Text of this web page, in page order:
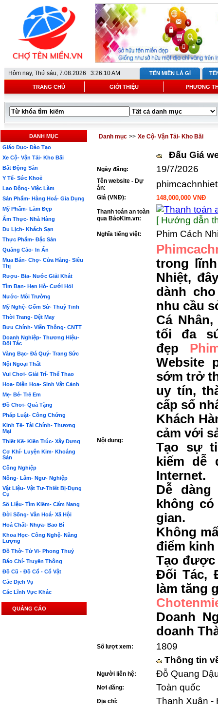
Hôm nay, Thứ sáu, 7.08.2026 3:26:10 AM TÊN MIỀN LÀ GÌ
TRANG CHỦ GIỚI THIỆU PHƯƠNG
DANH MỤC
Giáo Dục- Đào Tạo
Xe Cộ- Vận Tải- Kho Bãi
Bất Động Sản
Y Tế- Sức Khoẻ
Lao Động- Việc Làm
Sản Phẩm- Hàng Hoá- Gia Dụng
Mỹ Phẩm- Làm Đẹp
Ẩm Thực- Nhà Hàng
Du Lịch- Khách Sạn
Thực Phẩm- Đặc Sản
Quảng Cáo- In Ấn
Mua Bán- Chợ- Cửa Hàng- Siêu
Thị
Rượu- Bia- Nước Giải Khát
Tìm Bạn- Hẹn Hò- Cưới Hỏi
Nước- Môi Trường
Mỹ Nghệ- Gốm Sứ- Thuỷ Tinh
Thời Trang- Dệt May
Bưu Chính- Viễn Thông- CNTT
Doanh Nghiệp- Thương Hiệu-
Đối Tác
Vàng Bạc- Đá Quý- Trang Sức
Nội Ngoại Thất
Vui Chơi- Giải Trí- Thể Thao
Hoa- Điện Hoa- Sinh Vật Cảnh
Mẹ- Bé- Trẻ Em
Đồ Chơi- Quà Tặng
Pháp Luật- Công Chứng
Kinh Tế- Tài Chính- Thương
Mại
Thiết Kế- Kiến Trúc- Xây Dựng
Cơ Khí- Luyện Kim- Khoáng
Sản
Công Nghiệp
Nông- Lâm- Ngư- Nghiệp
Vật Liệu- Vật Tư-Thiết Bị-Dụng
Cụ
Số Liệu- Tìm Kiếm- Cẩm Nang
Đời Sống- Văn Hoá- Xã Hội
Hoá Chất- Nhựa- Bao Bì
Khoa Học- Công Nghệ- Năng
Lượng
Đồ Thờ- Tử Vi- Phong Thuỷ
Báo Chí- Truyền Thông
Đồ Cũ - Đồ Cổ - Cổ Vật
Các Dịch Vụ
Các Lĩnh Vực Khác
QUẢNG CÁO
Danh mục >> Xe Cộ- Vận Tải- Kho Bãi
Đấu Giá
Ngày đăng: 19/7/2026
Tên website - Dự
án:
Giá (VNĐ): 148,000,000 VNĐ
Thanh toán an toàn
qua BảoKim.vn:
[ Hướng dẫn
Nghĩa tiếng việt: Phim Cách
Nội dung:
trong
Nhiệt,
dành
nhu cầu
Cá
tối đa
đẹp
Website
sớm trở
uy tín,
cấp số
Khách
cảm với
Tạo sự
kiếm dễ
Internet.
Dễ
không
gian.
Không
điểm kinh
Tạo được
Đối Tác,
làm tăng
Doanh
doanh
Số lượt xem:
1809
Thông tin
Người liên hệ: Đỗ Quang
Nơi đăng: Toàn quốc
Địa chỉ: Thanh Xuân -